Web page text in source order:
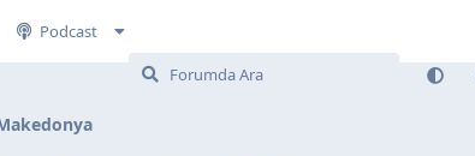
Podcast